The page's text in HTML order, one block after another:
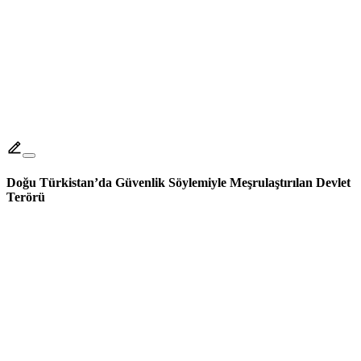
Doğu Türkistan’da Güvenlik Söylemiyle Meşrulaştırılan Devlet
Terörü